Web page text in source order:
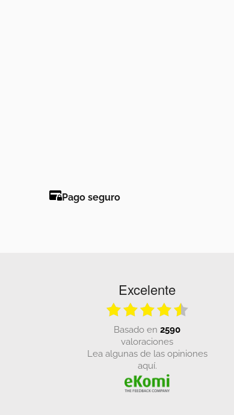
Pago seguro
Excelente
basado en 2590
valoraciones
Lea algunas de las opiniones
aquí.